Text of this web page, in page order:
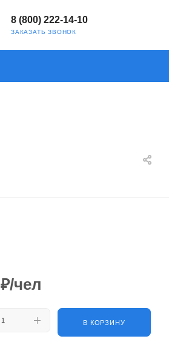
8 (800) 222-14-10
ЗАКАЗАТЬ ЗВОНОК
₽/чел
В КОРЗИНУ